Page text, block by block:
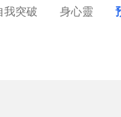
我突破 身心靈